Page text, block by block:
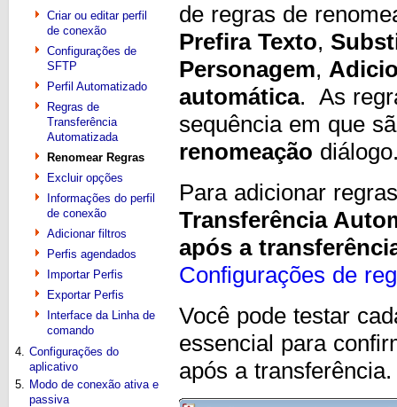
Criar ou editar perfil
de conexão
Configurações de
SFTP
Perfil Automatizado
Regras de
Transferência
Automatizada
Renomear Regras
Excluir opções
Informações do perfil
de conexão
Adicionar filtros
Perfis agendados
Importar Perfis
Exportar Perfis
Interface da Linha de
comando
4. Configurações do
aplicativo
5.
Modo de conexão ativa e
passiva
de regras de
Prefira Texto,
Personagem,
automática. As
sequência em que
renomeação
Para adicionar
Transferência
após a
Configurações de
Você pode testar
essencial para
após a transferência.